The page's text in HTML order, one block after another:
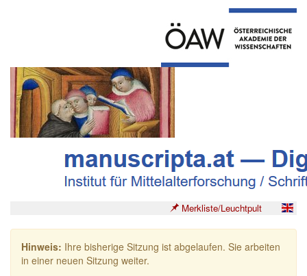
Merkliste/Leuchtpult
Hinweis: Ihre bisherige Sitzung ist abgelaufen. Sie arbeiten
in einer neuen Sitzung weiter.